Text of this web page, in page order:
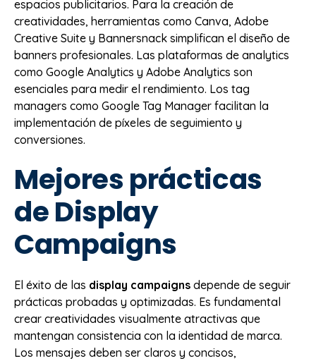
espacios publicitarios. Para la creación de
creatividades, herramientas como Canva, Adobe
Creative Suite y Bannersnack simplifican el diseño de
banners profesionales. Las plataformas de analytics
como Google Analytics y Adobe Analytics son
esenciales para medir el rendimiento. Los tag
managers como Google Tag Manager facilitan la
implementación de píxeles de seguimiento y
conversiones.
Mejores prácticas
de Display
Campaigns
El éxito de las display campaigns depende de seguir
prácticas probadas y optimizadas. Es fundamental
crear creatividades visualmente atractivas que
mantengan consistencia con la identidad de marca.
Los mensajes deben ser claros y concisos,